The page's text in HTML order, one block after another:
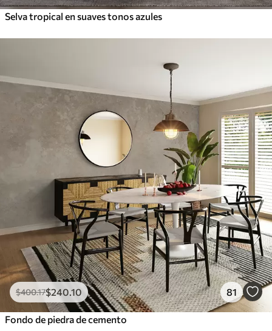
Selva tropical en suaves tonos azules
$400.17$240 .10 81
Fondo de piedra de cemento